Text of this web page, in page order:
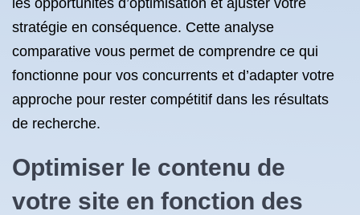
les opportunités d’optimisation et ajuster votre
stratégie en conséquence. Cette analyse
comparative vous permet de comprendre ce qui
fonctionne pour vos concurrents et d’adapter votre
approche pour rester compétitif dans les résultats
de recherche.
Optimiser le contenu de
votre site en fonction des